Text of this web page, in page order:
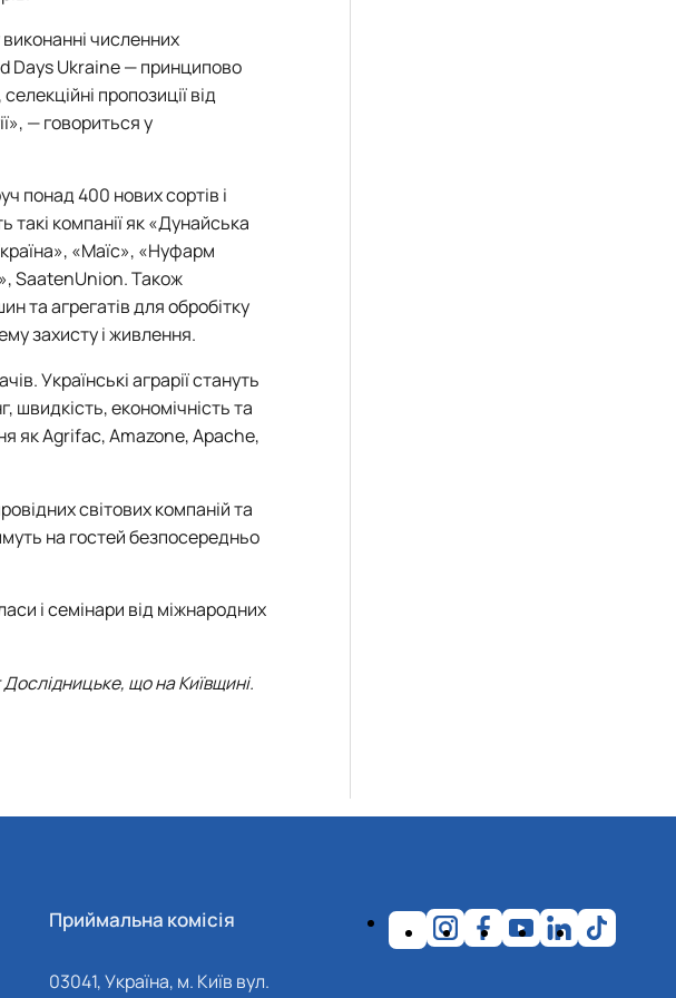
виконанні численних
Days Ukraine — принципово
пропозиції від
— говориться у
понад 400 нових сортів і
такі компанії як «Дунайська
«Маїс», «Нуфарм
SaatenUnion. Також
та агрегатів для обробітку
захисту і живлення.
Українські аграрії стануть
швидкість, економічність та
як Agrifac, Amazone, Apache,
світових компаній та
на гостей безпосередньо
і семінари від міжнародних
що на Київщині.
Приймальна комісія
03041, Україна, м. Київ вул.